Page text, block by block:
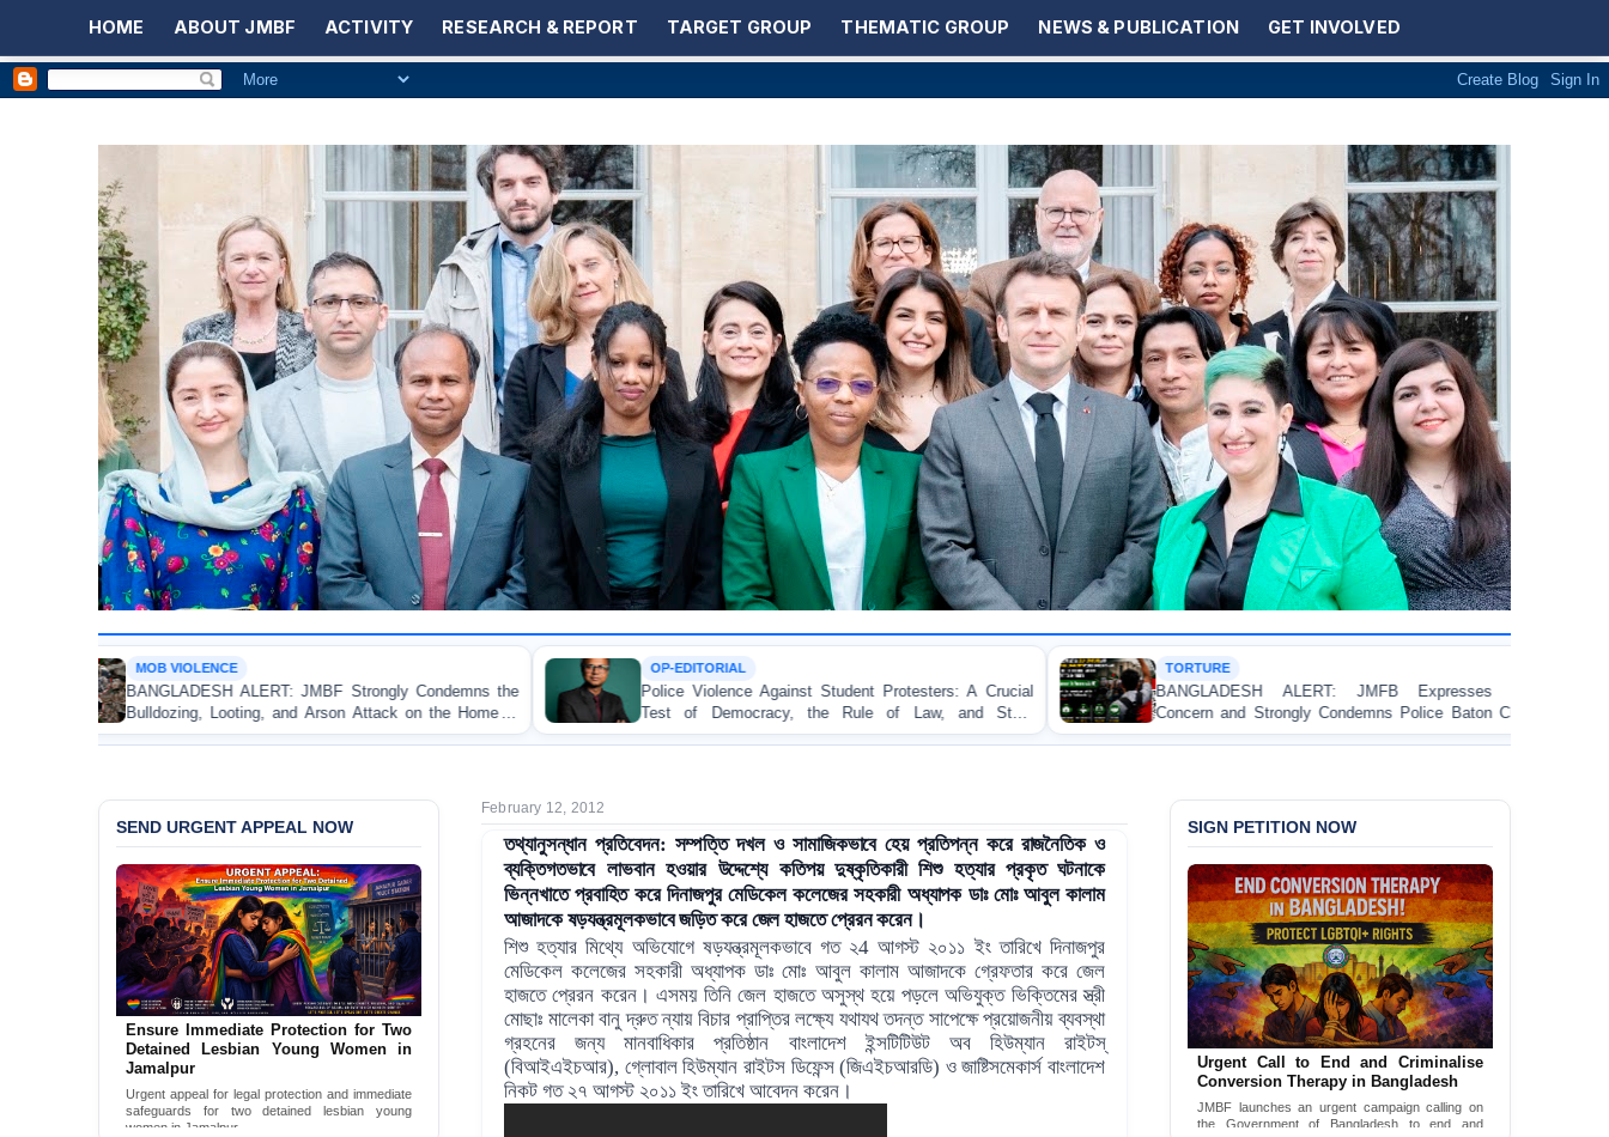
HOME ABOUT JMBF ACTIVITY RESEARCH & REPORT TARGET GROUP THEMATIC GROUP NEWS & PUBLICATION GET INVOLVED
ALERT: JMBF Strongly Condemns the
Looting, and Arson Attack on the Home of
Leader in Patuakhali
OP-EDITORIAL
Police Violence Against Student Protesters: A Crucial
Test of Democracy, the Rule of Law, and State
Accountability
BANGLADESH ALERT: JMFB Expresses Deep
Concern and Strongly Condemns Police Baton Charge
on Peaceful College Student Protesters in Dhaka
Threads Under
Workers’ Rights
February 12, 2012
তথ্যানুসন্ধান প্রতিবেদন: সম্পত্তি দখল ও সামাজিকভাবে হেয় প্রতিপন্ন করে রাজনৈতিক ও
ব্যক্তিগতভাবে লাভবান হওয়ার উদ্দেশ্যে কতিপয় দুষ্কৃতিকারী শিশু হত্যার প্রকৃত ঘটনাকে
ভিন্নখাতে প্রবাহিত করে দিনাজপুর মেডিকেল কলেজের সহকারী অধ্যাপক ডাঃ মোঃ আবুল কালাম
আজাদকে ষড়যন্ত্রমূলকভাবে জড়িত করে জেল হাজতে প্রেরন করেন।
শিশু হত্যার মিথ্যে অভিযোগে ষড়যন্ত্রমূলকভাবে গত ২4 আগস্ট ২০১১ ইং তারিখে দিনাজপুর
মেডিকেল কলেজের সহকারী অধ্যাপক ডাঃ মোঃ আবুল কালাম আজাদকে গ্রেফতার করে জেল
হাজতে প্রেরন করেন। এসময় তিনি জেল হাজতে অসুস্থ হয়ে পড়লে অভিযুক্ত ভিক্তিমের স্ত্রী
মোছাঃ মালেকা বানু দ্রুতন্যায় বিচার প্রাপ্তির লক্ষ্যে যথাযথ তদন্ত সাপেক্ষে প্রয়োজনীয় ব্যবস্থা
গ্রহনের জন্যমানবাধিকার প্রতিষ্ঠান বাংলাদেশ ইন্সটিটিউট অব হিউম্যান রাইটস্‌
(বিআইএইচআর), গ্লোবাল হিউম্যান রাইটস ডিফেন্স (জিএইচআরডি) ওজাষ্টিসমেকার্স বাংলাদেশ
নিকট গত ২৭ আগস্ট ২০১১ ইং তারিখে আবেদন করেন।
SEND URGENT APPEAL NOW
Ensure Immediate Protection for Two
Detained Lesbian Young Women in
Jamalpur
Urgent appeal for legal protection and immediate
safeguards for two detained lesbian young
women in Jamalpur.
SIGN PETITION NOW
Urgent Call to End and Criminalise
Conversion Therapy in Bangladesh
JMBF launches an urgent campaign calling on
the Government of Bangladesh to end and